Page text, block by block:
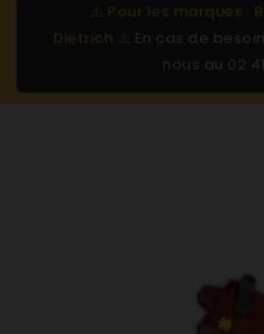
⚠️ Pour les marques :
Dietrich ⚠️ En cas de
nous au 02